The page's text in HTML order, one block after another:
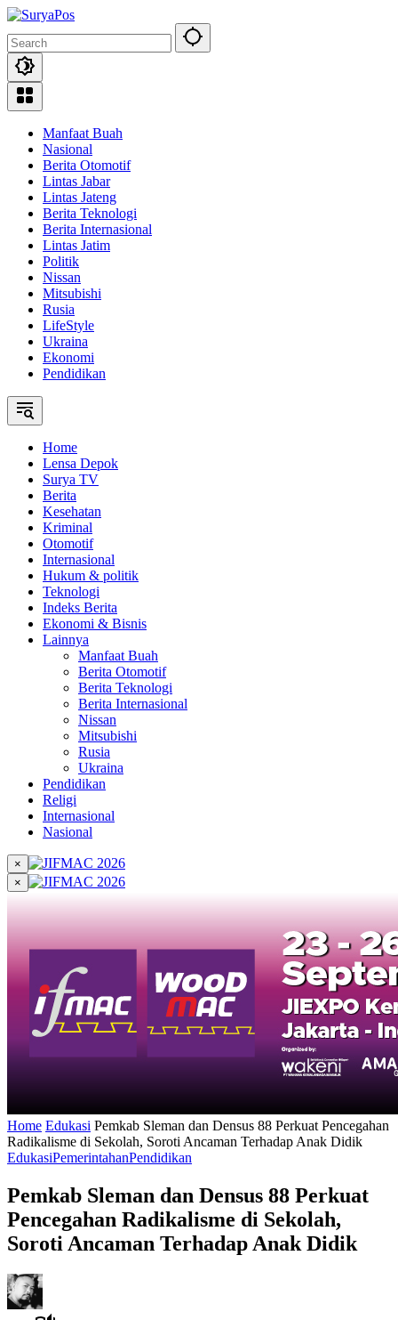
Skip
content
Manfaat Buah
Nasional
Berita Otomotif
Lintas Jabar
Lintas Jateng
Berita Teknologi
Berita Internasional
Lintas Jatim
Politik
Nissan
Mitsubishi
Rusia
LifeStyle
Ukraina
Ekonomi
Pendidikan
Home
Lensa Depok
Surya TV
Berita
Kesehatan
Kriminal
Otomotif
Internasional
Hukum & politik
Teknologi
Indeks Berita
Ekonomi & Bisnis
Lainnya
Manfaat Buah
Berita Otomotif
Berita Teknologi
Berita Internasional
Nissan
Mitsubishi
Rusia
Ukraina
Pendidikan
Religi
Internasional
Nasional
×
×
Home Edukasi Pemkab Sleman dan Densus 88 Perkuat Pencegahan
Radikalisme di Sekolah, Soroti Ancaman Terhadap Anak Didik
EdukasiPemerintahanPendidikan
Pemkab Sleman dan Densus 88 Perkuat
Pencegahan Radikalisme di Sekolah,
Soroti Ancaman Terhadap Anak Didik